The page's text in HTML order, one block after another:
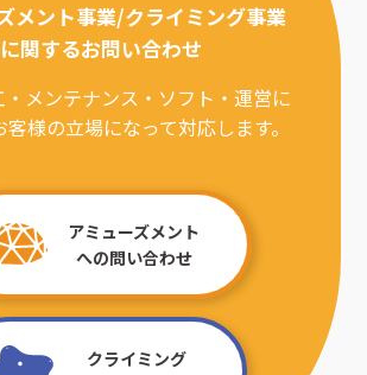
メント事業/クライミング事業
に関するお問い合わせ
メンテナンス・ソフト・運営に
様の立場になって対応します。
アミューズメント
への問い合わせ
クライミング